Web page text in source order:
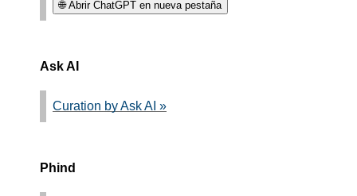
🌐 Abrir ChatGPT en nueva pestaña
Ask AI
Curation by Ask AI »
Phind